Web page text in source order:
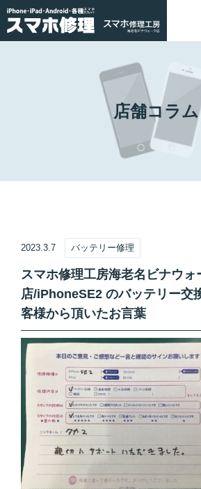
店舗コラム
2023.3.7 バッテリー修理
スマホ修理工房海老名ビナウォ
店/iPhoneSE2 のバッテリー交
客様から頂いたお言葉